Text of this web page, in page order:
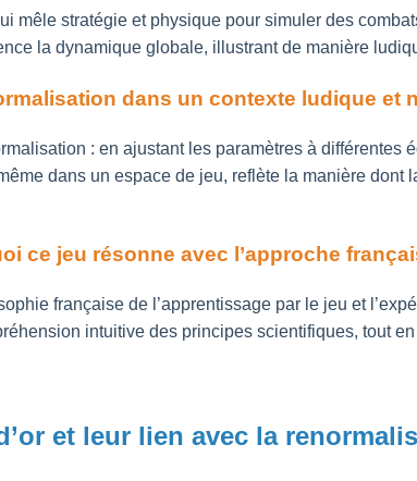
mêle stratégie et physique pour simuler des
la dynamique globale, illustrant de manière
dans un contexte ludique et
: en ajustant les paramètres à
dans un espace de jeu, reflète la manière
ce jeu résonne avec l’approche
française de l’apprentissage par le jeu et
intuitive des principes scientifiques, tout
et leur lien avec la